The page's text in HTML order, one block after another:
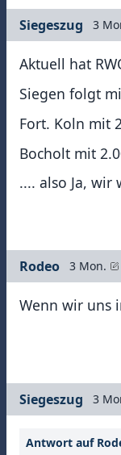
Siegeszug 3
Aktuell hat
Siegen folgt
Fort. Koln mit
Bocholt mit
.... also Ja, wir
Rodeo 3 Mon.
Wenn wir uns
Siegeszug 3
Antwort auf